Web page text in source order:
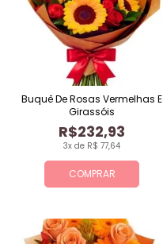
COMPRAR
3x de R$ 77,64
R$232,93
Buquê De Rosas Vermelhas E
Girassóis